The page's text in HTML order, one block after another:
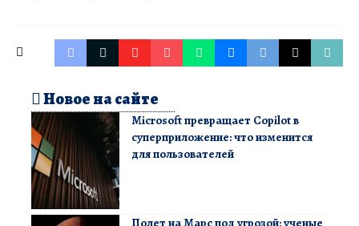
Новое на сайте
Microsoft превращает Copilot в
суперприложение: что изменится
для пользователей
Полет на Марс под угрозой: ученые